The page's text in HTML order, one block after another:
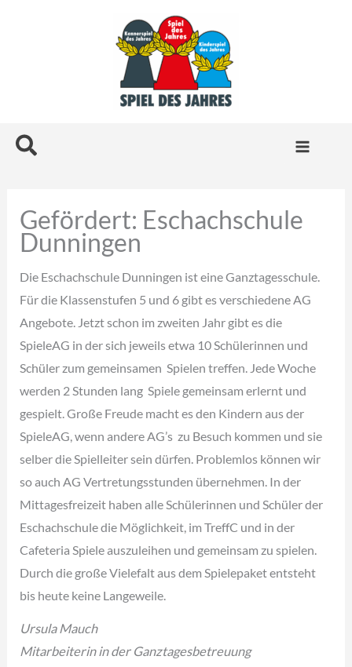
Suchen
Gefördert: Eschachschule
Dunningen
Die Eschachschule Dunningen ist eine Ganztagesschule.
Für die Klassenstufen 5 und 6 gibt es verschiedene AG
Angebote. Jetzt schon im zweiten Jahr gibt es die
SpieleAG in der sich jeweils etwa 10 Schülerinnen und
Schüler zum gemeinsamen Spielen treffen. Jede Woche
werden 2 Stunden lang Spiele gemeinsam erlernt und
gespielt. Große Freude macht es den Kindern aus der
SpieleAG, wenn andere AG’s zu Besuch kommen und sie
selber die Spielleiter sein dürfen. Problemlos können wir
so auch AG Vertretungsstunden übernehmen. In der
Mittagesfreizeit haben alle Schülerinnen und Schüler der
Eschachschule die Möglichkeit, im TreffC und in der
Cafeteria Spiele auszuleihen und gemeinsam zu spielen.
Durch die große Vielefalt aus dem Spielepaket entsteht
bis heute keine Langeweile.
Ursula Mauch
Mitarbeiterin in der Ganztagesbetreuung